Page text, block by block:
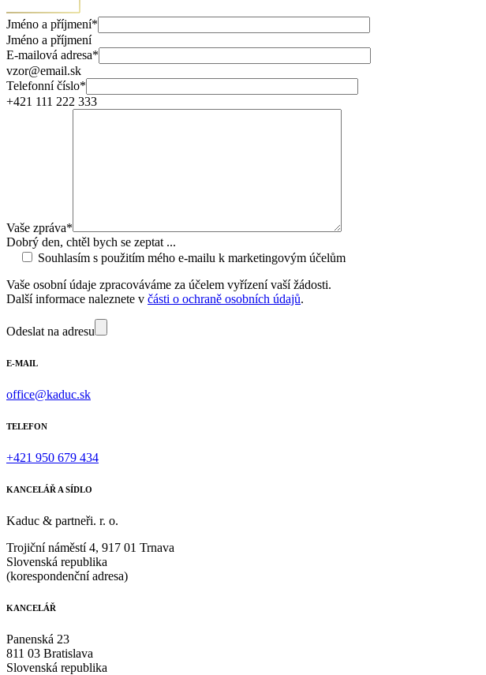
Jméno a příjmení*
Jméno a příjmení
E-mailová adresa*
vzor@email.sk
Telefonní číslo*
+421 111 222 333
Vaše zpráva*
Dobrý den, chtěl bych se zeptat ...
Souhlasím s použitím mého e-mailu k marketingovým účelům
Vaše osobní údaje zpracováváme za účelem vyřízení vaší žádosti.
Další informace naleznete v části o ochraně osobních údajů.
Odeslat na adresu
E-MAIL
office@kaduc.sk
TELEFON
+421 950 679 434
KANCELÁŘ A SÍDLO
Kaduc & partneři. r. o.
Trojiční náměstí 4, 917 01 Trnava
Slovenská republika
(korespondenční adresa)
KANCELÁŘ
Panenská 23
811 03 Bratislava
Slovenská republika